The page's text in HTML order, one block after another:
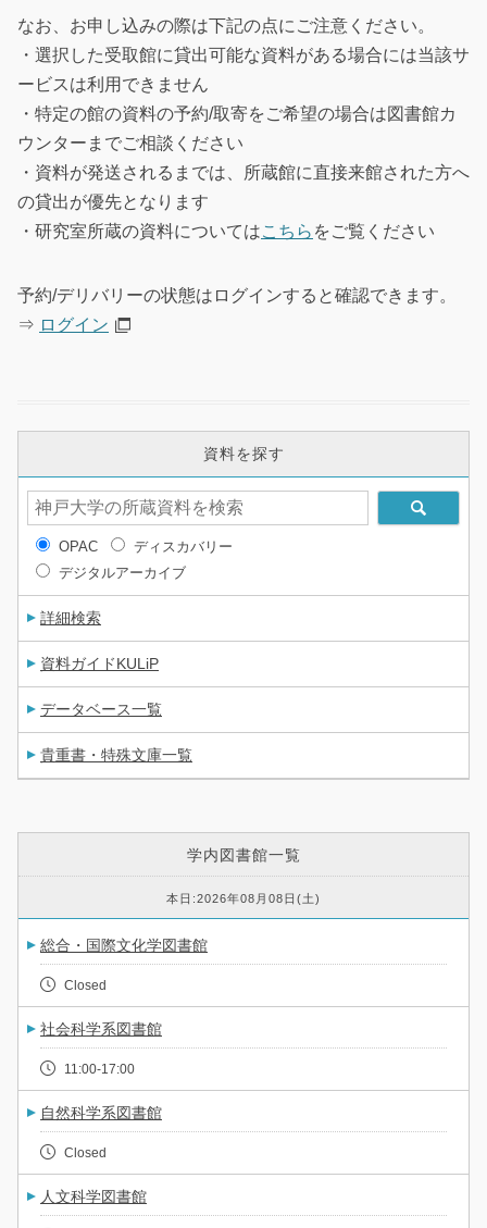
なお、お申し込みの際は下記の点にご注意ください。
・選択した受取館に貸出可能な資料がある場合には当該サ
ービスは利用できません
・特定の館の資料の予約/取寄をご希望の場合は図書館カ
ウンターまでご相談ください
・資料が発送されるまでは、所蔵館に直接来館された方へ
の貸出が優先となります
・研究室所蔵の資料についてはこちら をご覧ください
予約/デリバリーの状態はログインすると確認できます。
⇒ ログイン
資料を探す
OPAC
ディスカバリー
デジタルアーカイブ
詳細検索
資料ガイドKULiP
データベース一覧
貴重書・特殊文庫一覧
学内図書館一覧
本日:2026年08月08日(土)
総合・国際文化学図書館
Closed
社会科学系図書館
11:00-17:00
自然科学系図書館
Closed
人文科学図書館